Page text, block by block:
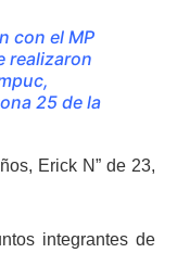
con el MP
realizaron
25 de la
Erick N” de 23,
integrantes de